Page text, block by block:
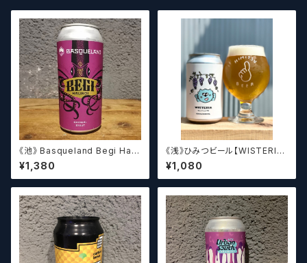
《池》 Basqueland Begi Hau
ndi ベヒ アウンディ
¥1,380
《浅》ひみつビール【WISTERIA】
／ ウィステリア
¥1,080